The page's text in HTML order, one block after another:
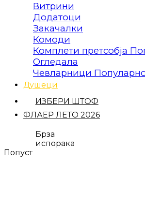
Витрини
Додатоци
Закачалки
Комоди
Комплети претсобја
Огледала
Чевларници
Душеци
ИЗБЕРИ ШТОФ
ФЛАЕР ЛЕТО 2026
Брза
испорака
Попуст